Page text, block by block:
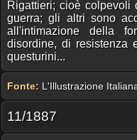
Rigattieri; cioè colpevoli
guerra; gli altri sono
all'intimazione della
disordine, di resistenza
questurini...
Fonte: L'Illustrazione
11/1887